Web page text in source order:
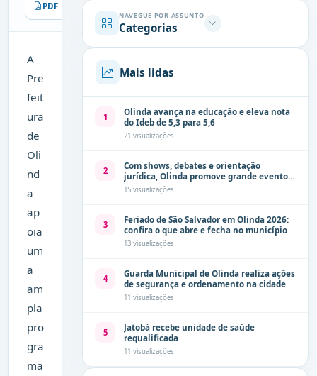
PDF Imprimir
A
Pre
feit
ura
de
Oli
nd
a
ap
oia
um
a
am
pla
pro
gra
ma
NAVEGUE POR ASSUNTO
Categorias
Mais lidas
1
Olinda avança na educação e eleva nota
do Ideb de 5,3 para 5,6
21 visualizações
2
Com shows, debates e orientação
jurídica, Olinda promove grande evento
de combate à violência contra a mulher
neste sábado (8)
15 visualizações
3
Feriado de São Salvador em Olinda 2026:
confira o que abre e fecha no município
13 visualizações
4
Guarda Municipal de Olinda realiza ações
de segurança e ordenamento na cidade
11 visualizações
5
Jatobá recebe unidade de saúde
requalificada
11 visualizações